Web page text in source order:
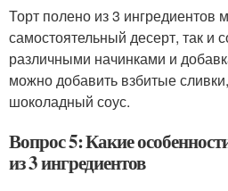
Торт полено из 3 ингредиентов
самостоятельный десерт, так и
различными начинками и
можно добавить взбитые
шоколадный соус.
Вопрос 5: Какие
из 3 ингредиентов